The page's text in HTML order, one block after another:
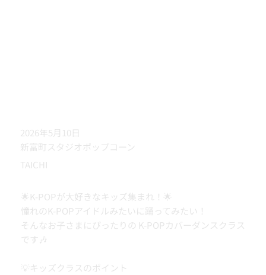
2026年5月10日
新富町スタジオポップコーン
TAICHI
🌟K-POPが大好きなキッズ集まれ！🌟
憧れのK-POPアイドルみたいに踊ってみたい！
そんなお子さまにぴったりの K-POPカバーダンスクラス
です🎶
💡キッズクラスのポイント